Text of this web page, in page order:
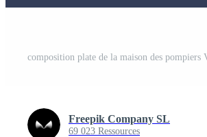
composition plate de la maison des pompiers
Freepik Company SL
69 023 Ressources